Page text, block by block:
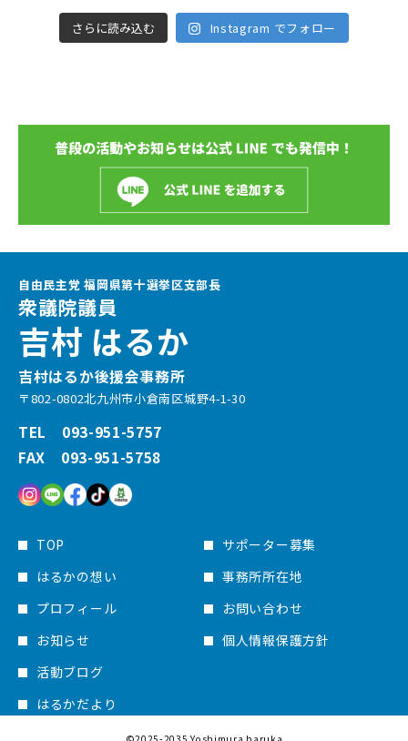
さらに読み込む Instagram でフォロー
自由民主党 福岡県第十選挙区支部長
衆議院議員
吉村 はるか
吉村はるか後援会事務所
〒802-0802北九州市小倉南区城野4-1-30
TEL 093-951-5757
FAX 093-951-5758
TOP
はるかの想い
プロフィール
お知らせ
活動ブログ
はるかだより
サポーター募集
事務所所在地
お問い合わせ
個人情報保護方針